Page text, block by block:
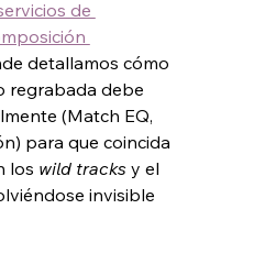
de
detallamos cómo
regrabada debe
(Match EQ,
para que coincida
los wild tracks y el
invisible